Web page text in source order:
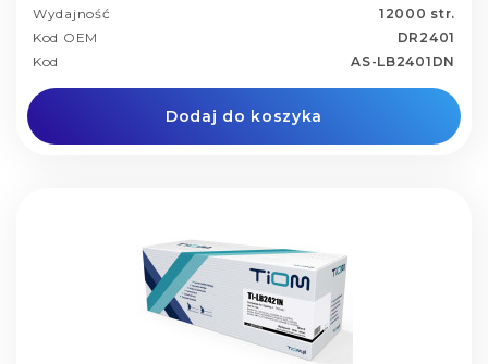
Wydajność
12000 str.
Kod OEM
DR2401
Kod
AS-LB2401DN
Dodaj do koszyka